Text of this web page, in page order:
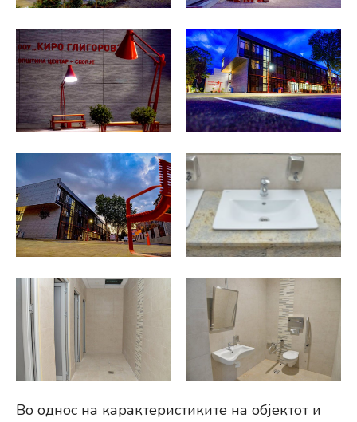
Во однос на карактеристиките на објектот и